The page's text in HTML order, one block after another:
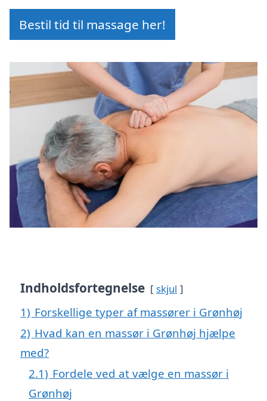
Bestil tid til massage her!
Indholdsfortegnelse skjul
1) Forskellige typer af massører i Grønhøj
2) Hvad kan en massør i Grønhøj hjælpe
med?
2.1) Fordele ved at vælge en massør i
Grønhøj